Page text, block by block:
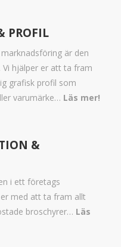
PROFIL
är den
hjälper er att ta fram
grafisk profil som
varumärke… Läs mer!
&
i ett företags
med att ta fram allt
broschyrer… Läs